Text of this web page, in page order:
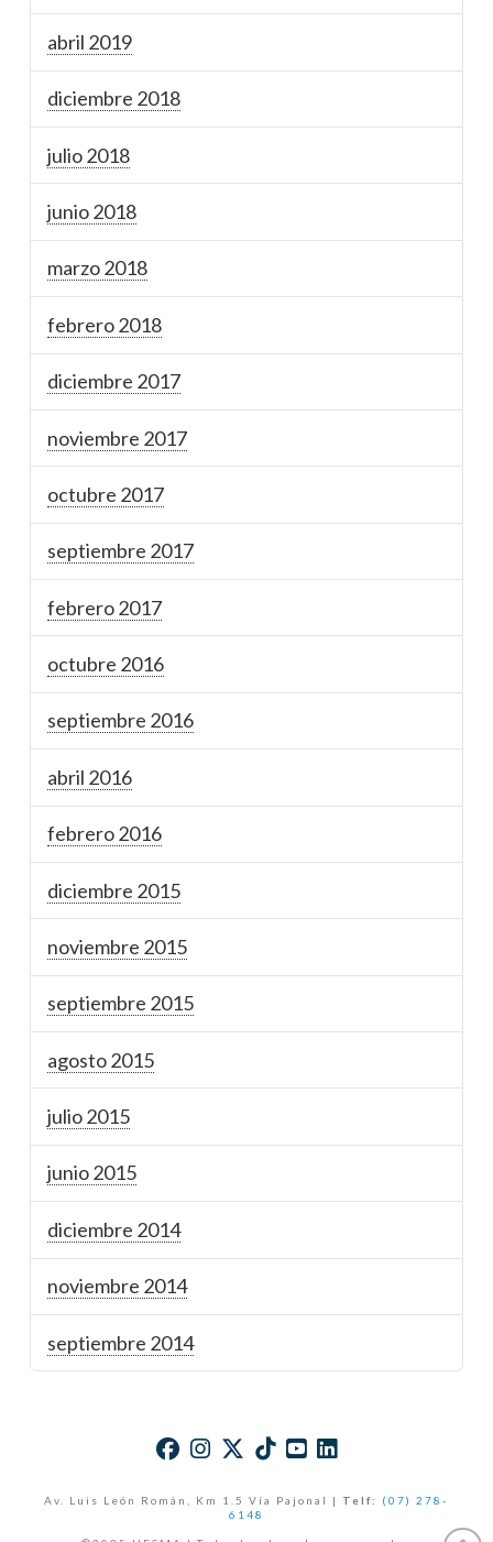
abril 2019
diciembre 2018
julio 2018
junio 2018
marzo 2018
febrero 2018
diciembre 2017
noviembre 2017
octubre 2017
septiembre 2017
febrero 2017
octubre 2016
septiembre 2016
abril 2016
febrero 2016
diciembre 2015
noviembre 2015
septiembre 2015
agosto 2015
julio 2015
junio 2015
diciembre 2014
noviembre 2014
septiembre 2014
Av. Luis León Román, Km 1.5 Vía Pajonal | Telf:
(07) 278-
6148